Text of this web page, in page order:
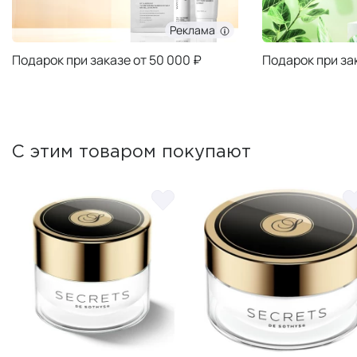
Реклама
Подарок при заказе от 50 000 ₽ Подарок при
С этим товаром покупают